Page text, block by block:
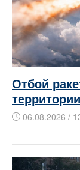
Отбой
06.08.2026 /